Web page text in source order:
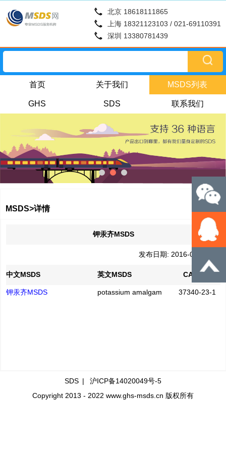
北京 18618111865
上海 18321123103 / 021-69110391
深圳 13380781439
首页 关于我们 MSDS列表
GHS SDS 联系我们
MSDS>详情
钾汞齐MSDS
发布日期: 2016-04-21
中文MSDS 英文MSDS CAS No.
钾汞齐MSDS potassium amalgam 37340-23-1
SDS | 沪ICP备14020049号-5
Copyright 2013 - 2022 www.ghs-msds.cn 版权所有